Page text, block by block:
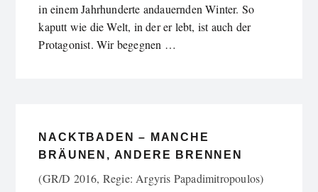
in einem Jahrhunderte andauernden Winter. So
kaputt wie die Welt, in der er lebt, ist auch der
Protagonist. Wir begegnen …
NACKTBADEN – MANCHE
BRÄUNEN, ANDERE BRENNEN
(GR/D 2016, Regie: Argyris Papadimitropoulos)